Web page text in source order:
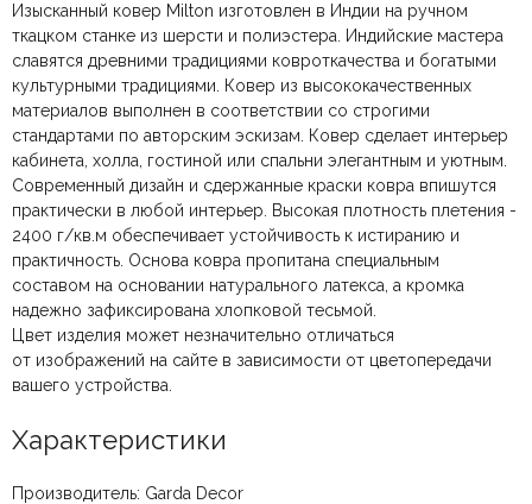
Изысканный ковер Milton изготовлен в Индии на ручном
ткацком станке из шерсти и полиэстера. Индийские мастера
славятся древними традициями ковроткачества и богатыми
культурными традициями. Ковер из высококачественных
материалов выполнен в соответствии со строгими
стандартами по авторским эскизам. Ковер сделает интерьер
кабинета, холла, гостиной или спальни элегантным и уютным.
Современный дизайн и сдержанные краски ковра впишутся
практически в любой интерьер. Высокая плотность плетения -
2400 г/кв.м обеспечивает устойчивость к истиранию и
практичность. Основа ковра пропитана специальным
составом на основании натурального латекса, а кромка
надежно зафиксирована хлопковой тесьмой.
Цвет изделия может незначительно отличаться
от изображений на сайте в зависимости от цветопередачи
вашего устройства.
Характеристики
Производитель: Garda Decor